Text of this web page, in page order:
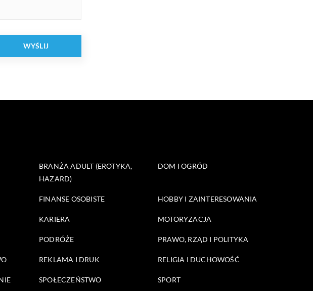
BRANŻA ADULT (EROTYKA,
HAZARD)
DOM I OGRÓD
FINANSE OSOBISTE HOBBY I ZAINTERESOWANIA
KARIERA MOTORYZACJA
PODRÓŻE PRAWO, RZĄD I POLITYKA
REKLAMA I DRUK RELIGIA I DUCHOWOŚĆ
SPOŁECZEŃSTWO SPORT